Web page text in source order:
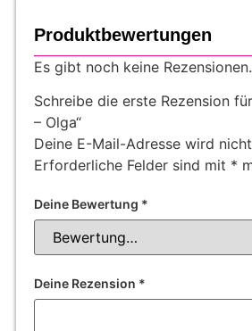
Produktbewertungen
Es gibt noch keine Rezensionen.
Schreibe die erste Rezension
– Olga“
Deine E-Mail-Adresse wird
Erforderliche Felder sind mit *
Deine Bewertung *
Deine Rezension *